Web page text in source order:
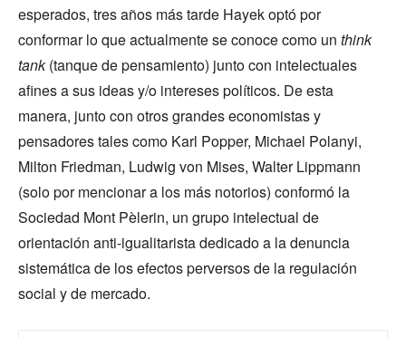
esperados, tres años más tarde Hayek optó por
conformar lo que actualmente se conoce como un think
tank(tanque de pensamiento) junto con intelectuales
afines a sus ideas y/o intereses políticos. De esta
manera, junto con otros grandes economistas y
pensadores tales como Karl Popper, Michael Polanyi,
Milton Friedman, Ludwig von Mises, Walter Lippmann
(solo por mencionar a los más notorios) conformó la
Sociedad Mont Pèlerin, un grupo intelectual de
orientación anti-igualitarista dedicado a la denuncia
sistemática de los efectos perversos de la regulación
social y de mercado.